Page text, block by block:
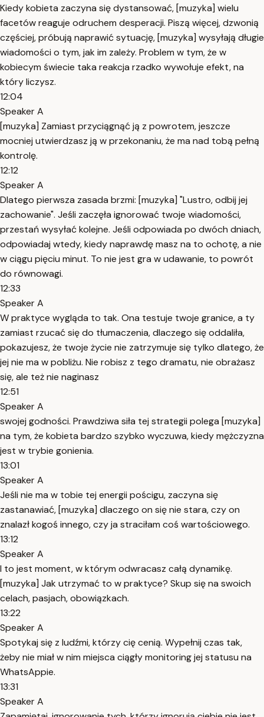
Kiedy kobieta zaczyna się dystansować, [muzyka] wielu
facetów reaguje odruchem desperacji. Piszą więcej, dzwonią
częściej, próbują naprawić sytuację, [muzyka] wysyłają długie
wiadomości o tym, jak im zależy. Problem w tym, że w
kobiecym świecie taka reakcja rzadko wywołuje efekt, na
który liczysz.
12:04
Speaker A
[muzyka] Zamiast przyciągnąć ją z powrotem, jeszcze
mocniej utwierdzasz ją w przekonaniu, że ma nad tobą pełną
kontrolę.
12:12
Speaker A
Dlatego pierwsza zasada brzmi: [muzyka] "Lustro, odbij jej
zachowanie". Jeśli zaczęła ignorować twoje wiadomości,
przestań wysyłać kolejne. Jeśli odpowiada po dwóch dniach,
odpowiadaj wtedy, kiedy naprawdę masz na to ochotę, a nie
w ciągu pięciu minut. To nie jest gra w udawanie, to powrót
do równowagi.
12:33
Speaker A
W praktyce wygląda to tak. Ona testuje twoje granice, a ty
zamiast rzucać się do tłumaczenia, dlaczego się oddaliła,
pokazujesz, że twoje życie nie zatrzymuje się tylko dlatego, że
jej nie ma w pobliżu. Nie robisz z tego dramatu, nie obrażasz
się, ale też nie naginasz
12:51
Speaker A
swojej godności. Prawdziwa siła tej strategii polega [muzyka]
na tym, że kobieta bardzo szybko wyczuwa, kiedy mężczyzna
jest w trybie gonienia.
13:01
Speaker A
Jeśli nie ma w tobie tej energii pościgu, zaczyna się
zastanawiać, [muzyka] dlaczego on się nie stara, czy on
znalazł kogoś innego, czy ja straciłam coś wartościowego.
13:12
Speaker A
I to jest moment, w którym odwracasz całą dynamikę.
[muzyka] Jak utrzymać to w praktyce? Skup się na swoich
celach, pasjach, obowiązkach.
13:22
Speaker A
Spotykaj się z ludźmi, którzy cię cenią. Wypełnij czas tak,
żeby nie miał w nim miejsca ciągły monitoring jej statusu na
WhatsAppie.
13:31
Speaker A